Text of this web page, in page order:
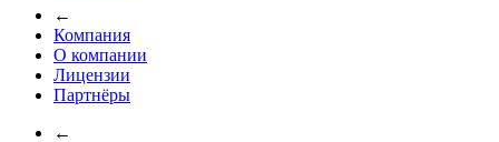
←
Компания
О компании
Лицензии
Партнёры
←